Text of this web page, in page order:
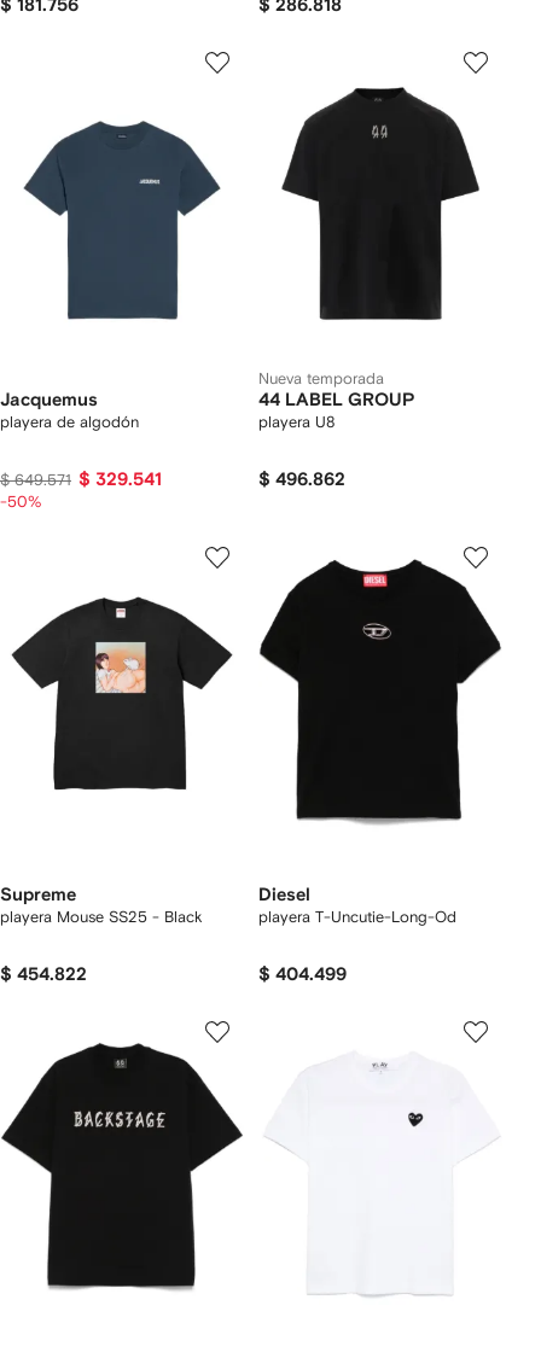
$ 181.756 $ 286.818
Jacquemus
playera de algodón
$ 649.571 $ 329.541
-50%
Nueva temporada
44 LABEL GROUP
playera U8
$ 496.862
Supreme
playera Mouse SS25 - Black
$ 454.822
Diesel
playera T-Uncutie-Long-Od
$ 404.499